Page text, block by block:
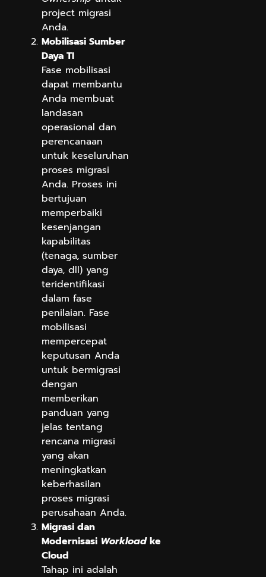
project migrasi
Anda.
Mobilisasi Sumber
Daya TI
Fase mobilisasi
dapat membantu
Anda membuat
landasan
operasional dan
perencanaan
untuk keseluruhan
proses migrasi
Anda. Proses ini
bertujuan
memperbaiki
kesenjangan
kapabilitas
(tenaga, sumber
daya, dll) yang
teridentifikasi
dalam fase
penilaian. Fase
mobilisasi
mempercepat
keputusan Anda
untuk bermigrasi
dengan
memberikan
panduan yang
jelas tentang
rencana migrasi
yang akan
meningkatkan
keberhasilan
proses migrasi
perusahaan Anda.
Migrasi dan
Modernisasi Workloadke
Cloud
Tahap ini adalah